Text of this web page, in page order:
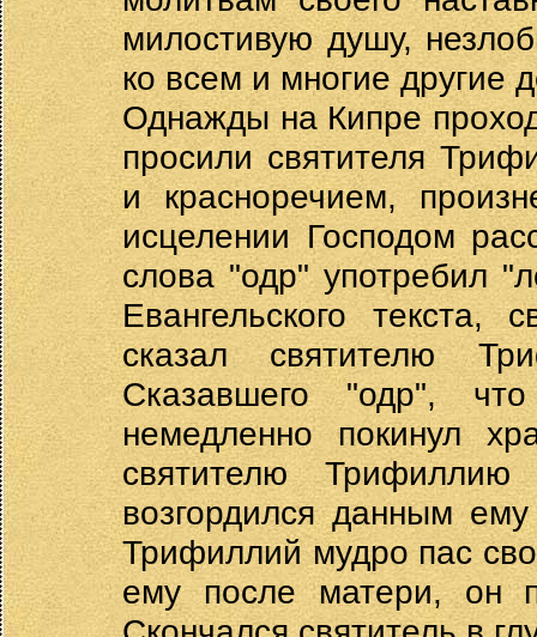
милостивую душу,
ко всем и многие другие
Однажды на Кипре
просили святителя
и красноречием,
исцелении Господом
слова "одр" употребил
Евангельского текста,
сказал святителю
Сказавшего "одр",
немедленно покинул
святителю
возгордился данным
Трифиллий мудро пас
ему после матери, он